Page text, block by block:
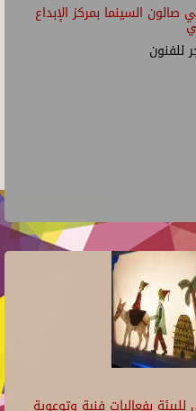
السينما بمركز الإبداع
للفنون